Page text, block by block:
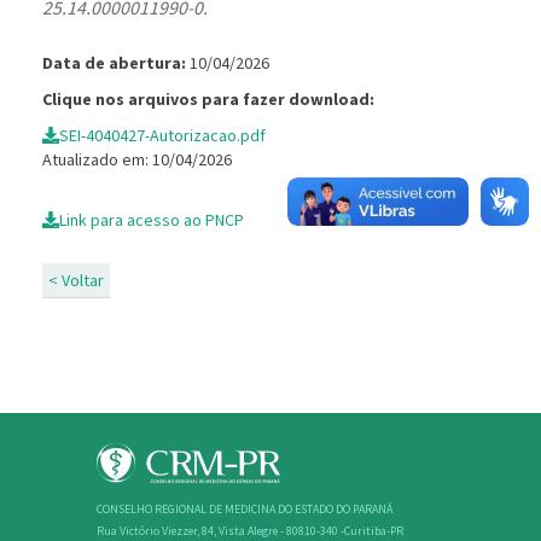
25.14.0000011990-0.
Data de abertura: 10/04/2026
Clique nos arquivos para fazer download:
SEI-4040427-Autorizacao.pdf
Atualizado em: 10/04/2026
Link para acesso ao PNCP
< Voltar
CONSELHO REGIONAL DE MEDICINA DO ESTADO DO PARANÁ
Rua Victório Viezzer, 84, Vista Alegre - 80810-340 -Curitiba-PR